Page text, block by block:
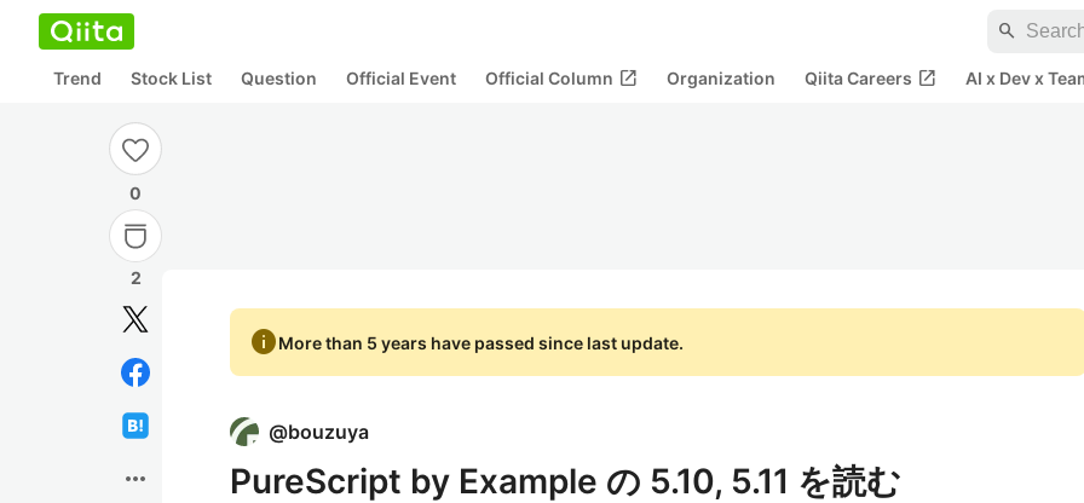
search
Trend Stock List Question Official Event Official Column open_in_new Organization Qiita Careers open_in_new AI x Dev x
0
2
more_horiz
infoMore than 5 years have passed since last update.
@bouzuya
PureScript by Example の 5.10, 5.11 を読む